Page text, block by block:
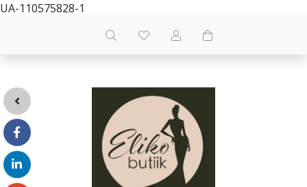
UA-110575828-1